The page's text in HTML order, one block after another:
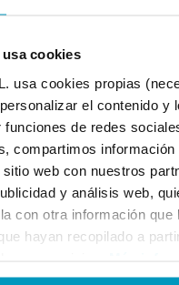
cookies
usa cookies propias
el contenido y
funciones de redes
compartimos información
web con nuestros
y análisis web,
con otra información que
hayan recopilado a
de Mar)
de Mar)
09:50
10:35